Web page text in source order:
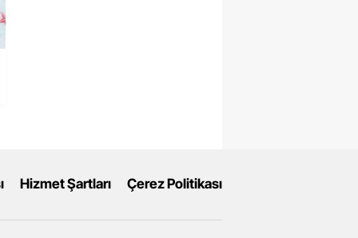
Hizmet Şartları Çerez Politikası